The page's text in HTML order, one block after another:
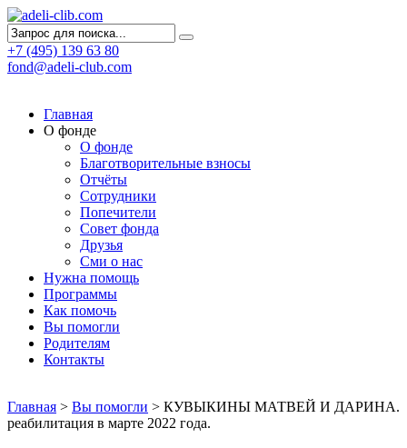
+7 (495) 139 63 80
fond@adeli-club.com
Главная
О фонде
О фонде
Благотворительные взносы
Отчёты
Сотрудники
Попечители
Совет фонда
Друзья
Сми о нас
Нужна помощь
Программы
Как помочь
Вы помогли
Родителям
Контакты
Главная > Вы помогли > КУВЫКИНЫ МАТВЕЙ И ДАРИНА.
реабилитация в марте 2022 года.